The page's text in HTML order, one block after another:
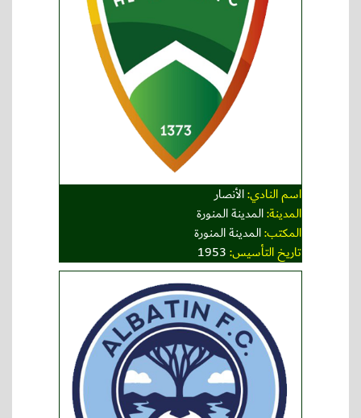
اسم النادي:الأنصار
المدينة:المدينة المنورة
المكتب:المدينة المنورة
تاريخ التأسيس:1953